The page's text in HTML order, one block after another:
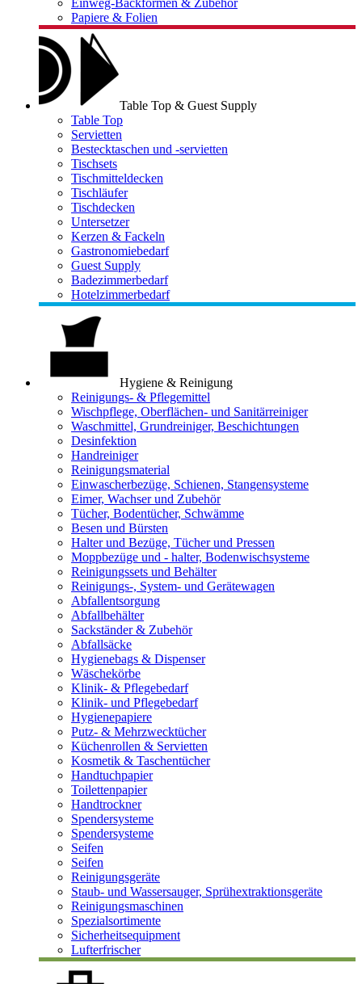
Einweg-Backformen & Zubehör
Papiere & Folien
Table Top & Guest Supply
Table Top
Servietten
Bestecktaschen und -servietten
Tischsets
Tischmitteldecken
Tischläufer
Tischdecken
Untersetzer
Kerzen & Fackeln
Gastronomiebedarf
Guest Supply
Badezimmerbedarf
Hotelzimmerbedarf
Hygiene & Reinigung
Reinigungs- & Pflegemittel
Wischpflege, Oberflächen- und Sanitärreiniger
Waschmittel, Grundreiniger, Beschichtungen
Desinfektion
Handreiniger
Reinigungsmaterial
Einwascherbezüge, Schienen, Stangensysteme
Eimer, Wachser und Zubehör
Tücher, Bodentücher, Schwämme
Besen und Bürsten
Halter und Bezüge, Tücher und Pressen
Moppbezüge und - halter, Bodenwischsysteme
Reinigungssets und Behälter
Reinigungs-, System- und Gerätewagen
Abfallentsorgung
Abfallbehälter
Sackständer & Zubehör
Abfallsäcke
Hygienebags & Dispenser
Wäschekörbe
Klinik- & Pflegebedarf
Klinik- und Pflegebedarf
Hygienepapiere
Putz- & Mehrzwecktücher
Küchenrollen & Servietten
Kosmetik & Taschentücher
Handtuchpapier
Toilettenpapier
Handtrockner
Spendersysteme
Spendersysteme
Seifen
Seifen
Reinigungsgeräte
Staub- und Wassersauger, Sprühextraktionsgeräte
Reinigungsmaschinen
Spezialsortimente
Sicherheitsequipment
Lufterfrischer